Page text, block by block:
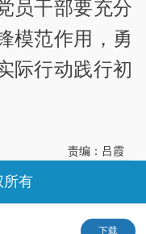
员干部要充分
模范作用，勇
际行动践行初
责编：吕霞
下载
所有